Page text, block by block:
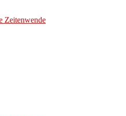
Zeitenwende